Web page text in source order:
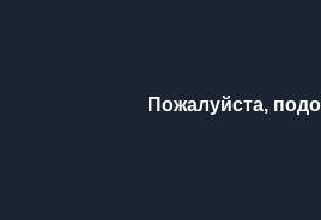
Пожалуйста,